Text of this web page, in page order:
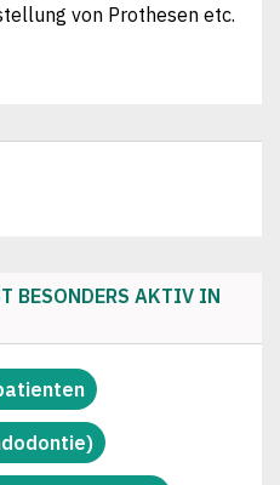
Ihren zahnmedizinischen
günstiger Zahnersatz
von Prothesen etc.
BESONDERS AKTIV IN